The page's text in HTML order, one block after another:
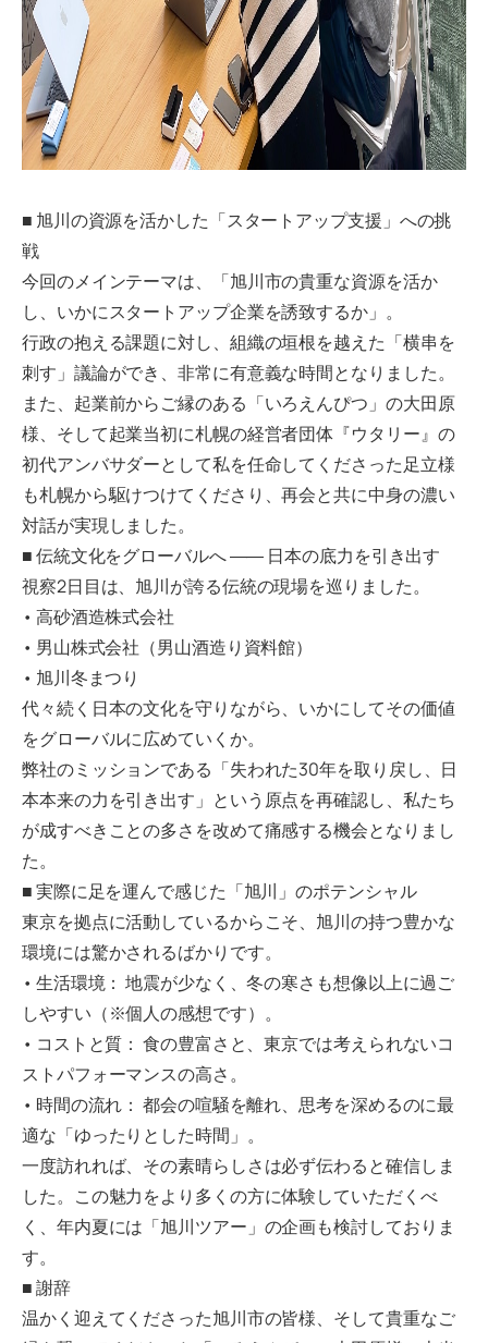
■ 旭川の資源を活かした「スタートアップ支援」への挑
戦
今回のメインテーマは、「旭川市の貴重な資源を活か
し、いかにスタートアップ企業を誘致するか」。
行政の抱える課題に対し、組織の垣根を越えた「横串を
刺す」議論ができ、非常に有意義な時間となりました。
また、起業前からご縁のある「いろえんぴつ」の大田原
様、そして起業当初に札幌の経営者団体『ウタリー』の
初代アンバサダーとして私を任命してくださった足立様
も札幌から駆けつけてくださり、再会と共に中身の濃い
対話が実現しました。
■ 伝統文化をグローバルへ ―― 日本の底力を引き出す
視察2日目は、旭川が誇る伝統の現場を巡りました。
• 高砂酒造株式会社
• 男山株式会社（男山酒造り資料館）
• 旭川冬まつり
代々続く日本の文化を守りながら、いかにしてその価値
をグローバルに広めていくか。
弊社のミッションである「失われた30年を取り戻し、日
本本来の力を引き出す」という原点を再確認し、私たち
が成すべきことの多さを改めて痛感する機会となりまし
た。
■ 実際に足を運んで感じた「旭川」のポテンシャル
東京を拠点に活動しているからこそ、旭川の持つ豊かな
環境には驚かされるばかりです。
• 生活環境： 地震が少なく、冬の寒さも想像以上に過ご
しやすい（※個人の感想です）。
• コストと質： 食の豊富さと、東京では考えられないコ
ストパフォーマンスの高さ。
• 時間の流れ： 都会の喧騒を離れ、思考を深めるのに最
適な「ゆったりとした時間」。
一度訪れれば、その素晴らしさは必ず伝わると確信しま
した。この魅力をより多くの方に体験していただくべ
く、年内夏には「旭川ツアー」の企画も検討しておりま
す。
■ 謝辞
温かく迎えてくださった旭川市の皆様、そして貴重なご